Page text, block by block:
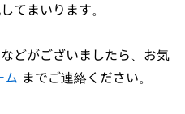
てまいります。
どがございましたら、お気
ム までご連絡ください。